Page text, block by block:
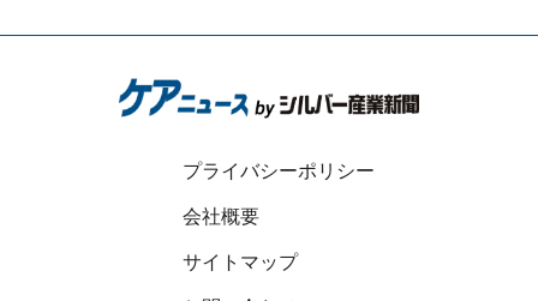
プライバシーポリシー
会社概要
サイトマップ